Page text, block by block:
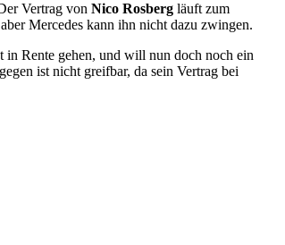
Vertrag von Nico Rosberg läuft zum
Mercedes kann ihn nicht dazu zwingen.
in Rente gehen, und will nun doch noch ein
ist nicht greifbar, da sein Vertrag bei